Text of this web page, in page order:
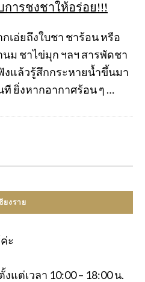
การชงชาให้อร่อย!!!
กเอ่ยถึงใบชา ชาร้อน หรือ
นม ชาไข่มุก ฯลฯ สารพัดชา
งแล้วรู้สึกกระหายน้ำขึ้นมา
ที ยิ่งหากอากาศร้อน ๆ …
ยงราย
ะ
ต่เวลา 10:00 – 18:00 น.